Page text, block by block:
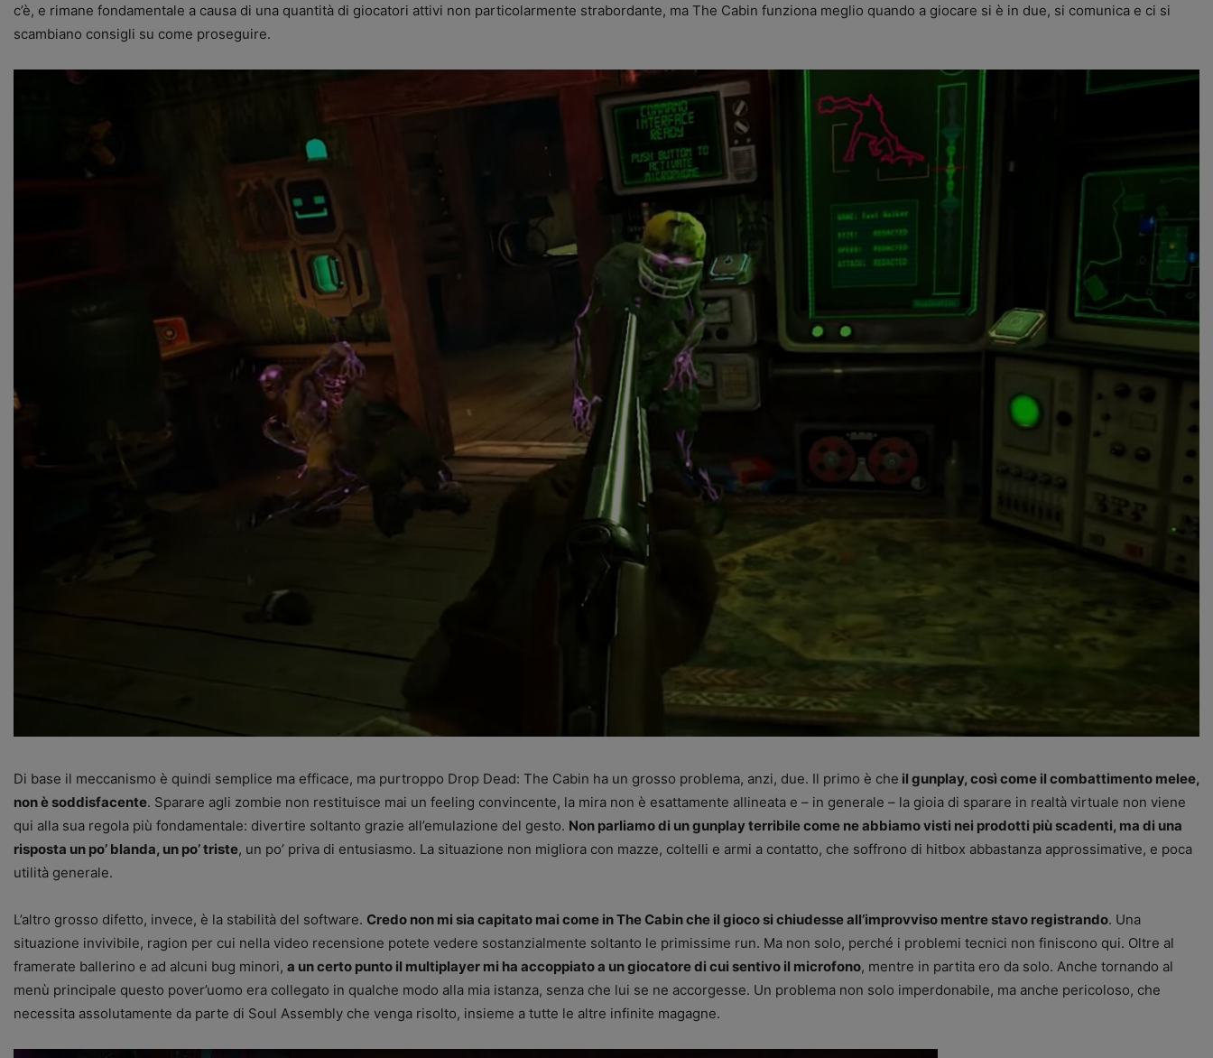
c’è, e rimane fondamentale a causa di una quantità di giocatori attivi non particolarmente strabordante, ma The Cabin funziona meglio quando a giocare si è in due, si comunica e ci si
scambiano consigli su come proseguire.
Di base il meccanismo è quindi semplice ma efficace, ma purtroppo Drop Dead: The Cabin ha un grosso problema, anzi, due. Il primo è che il gunplay, così come il combattimento melee,
non è soddisfacente. Sparare agli zombie non restituisce mai un feeling convincente, la mira non è esattamente allineata e – in generale – la gioia di sparare in realtà virtuale non viene
qui alla sua regola più fondamentale: divertire soltanto grazie all’emulazione del gesto. Non parliamo di un gunplay terribile come ne abbiamo visti nei prodotti più scadenti, ma di una
risposta un po’ blanda, un po’ triste, un po’ priva di entusiasmo. La situazione non migliora con mazze, coltelli e armi a contatto, che soffrono di hitbox abbastanza approssimative, e poca
utilità generale.
L’altro grosso difetto, invece, è la stabilità del software. Credo non mi sia capitato mai come in The Cabin che il gioco si chiudesse all’improvviso mentre stavo registrando. Una
situazione invivibile, ragion per cui nella video recensione potete vedere sostanzialmente soltanto le primissime run. Ma non solo, perché i problemi tecnici non finiscono qui. Oltre al
framerate ballerino e ad alcuni bug minori, a un certo punto il multiplayer mi ha accoppiato a un giocatore di cui sentivo il microfono, mentre in partita ero da solo. Anche tornando al
menù principale questo pover’uomo era collegato in qualche modo alla mia istanza, senza che lui se ne accorgesse. Un problema non solo imperdonabile, ma anche pericoloso, che
necessita assolutamente da parte di Soul Assembly che venga risolto, insieme a tutte le altre infinite magagne.